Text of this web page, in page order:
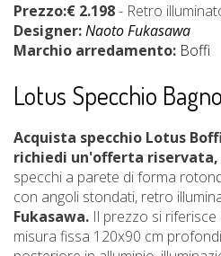
Prezzo:€ 2.198- Retro
Designer:Naoto Fukasawa
Marchio arredamento: Boffi
Lotus Specchio
Acquista specchio Lotus
richiedi un'offerta riservata,
specchi a parete di forma
con angoli stondati, retro
Fukasawa. Il prezzo si
misura fissa 120x90 cm